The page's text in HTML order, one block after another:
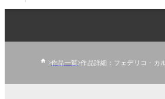
作品一覧 作品詳細：フェデリコ・カ